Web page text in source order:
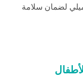
لضمان سلامة